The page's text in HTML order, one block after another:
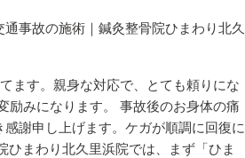
事故の施術｜鍼灸整骨院ひまわり北久
ます。親身な対応で、とても頼りにな
励みになります。 事故後のお身体の痛
謝申し上げます。ケガが順調に回復に
まわり北久里浜院では、まず「ひま